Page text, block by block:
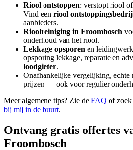
Riool ontstoppen: verstopt riool
Vind een riool
aanbieders.
Rioolreiniging in Froombosch
onderhoud van het riool.
Lekkage opsporen en
opsporing lekkage, reparatie en
loodgieter.
Onafhankelijke vergelijking, echte
prijzen — ook voor regulier
Meer algemene tips? Zie de FAQ of zoek
bij mij in de buurt.
Ontvang gratis offertes
Froombosch